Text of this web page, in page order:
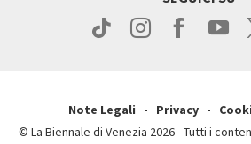
Note Legali Privacy
© La Biennale di Venezia 2026 - Tutti i